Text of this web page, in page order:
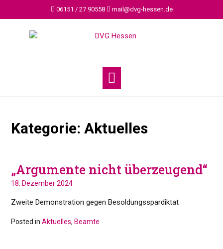
06151 / 27 90558 mail@dvg-hessen.de
Kategorie: Aktuelles
„Argumente nicht überzeugend“
18. Dezember 2024
Zweite Demonstration gegen Besoldungsspardiktat
Posted in Aktuelles, Beamte